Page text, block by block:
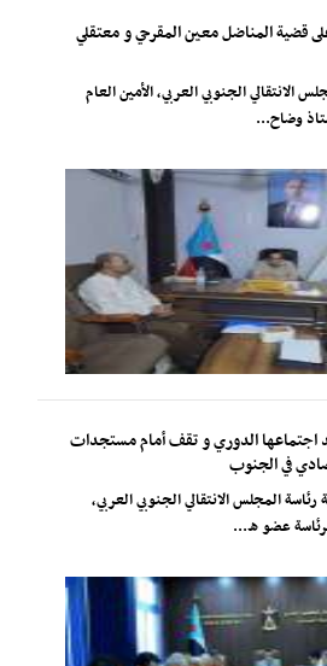
قضية المناضل معين المقرحي و معتقلي
الانتقالي الجنوبي العربي، الأمين العام
وضاح...
اجتماعها الدوري و تقف أمام مستجدات
في الجنوب
المجلس الانتقالي الجنوبي العربي،
عضو ه...